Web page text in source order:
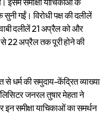
इसमें समीक्षा याचिकाओं के
गईं। विरोधी पक्ष की दलीलें
दलीलें 21 अप्रैल को और
22 अप्रैल तक पूरी होने की
से धर्म की समुदाय-केंद्रित व्याख्या
जनरल तुषार मेहता ने
समीक्षा याचिकाओं का समर्थन